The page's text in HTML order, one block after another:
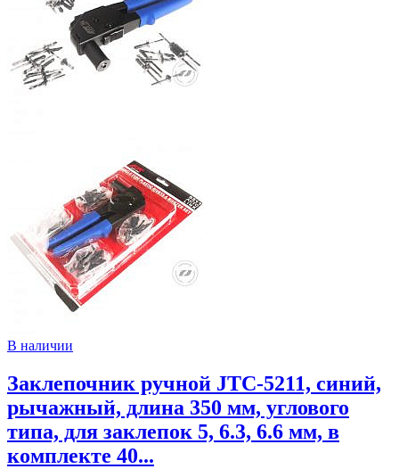
В наличии
Заклепочник ручной JTC-5211, синий,
рычажный, длина 350 мм, углового
типа, для заклепок 5, 6.3, 6.6 мм, в
комплекте 40...